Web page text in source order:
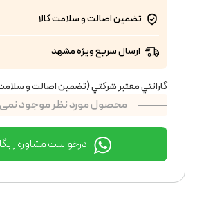
تضمین اصالت و سلامت کالا
ارسال سریع ویژه مشهد
گارانتي معتبر شركتي (تضمين اصالت و
محصول مورد نظر موجود
درخواست مشاوره